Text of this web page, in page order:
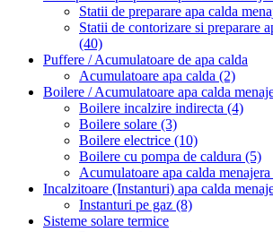
Statii de preparare apa calda
Statii de contorizare si preparare
(40)
Puffere / Acumulatoare de apa calda
Acumulatoare apa calda (2)
Boilere / Acumulatoare apa calda
Boilere incalzire indirecta (4)
Boilere solare (3)
Boilere electrice (10)
Boilere cu pompa de caldura (5)
Acumulatoare apa calda menajera
Incalzitoare (Instanturi) apa calda
Instanturi pe gaz (8)
Sisteme solare termice